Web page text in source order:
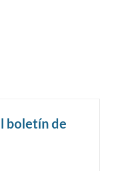
boletín de